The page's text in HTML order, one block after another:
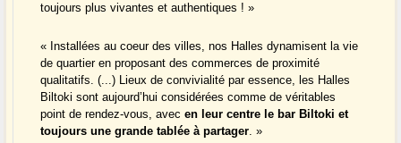
toujours plus vivantes et authentiques ! »
« Installées au coeur des villes, nos Halles dynamisent la vie
de quartier en proposant des commerces de proximité
qualitatifs. (...) Lieux de convivialité par essence, les Halles
Biltoki sont aujourd’hui considérées comme de véritables
point de rendez-vous, avec en leur centre le bar Biltoki et
toujours une grande tablée à partager. »